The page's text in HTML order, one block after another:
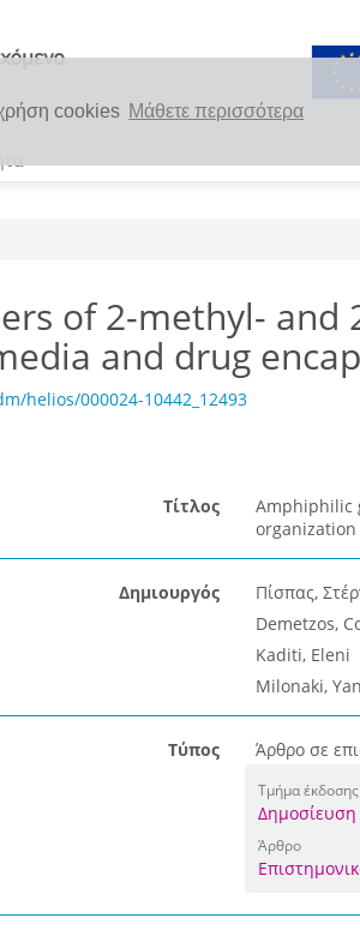
cookies Μάθετε περισσότερα
of 2-methyl- and
and drug
helios/000024-10442_12493
Τίτλος
Amphiphilic
Δημιουργός
Πίσπας,
Demetzos,
Kaditi, Eleni
Milonaki,
Τύπος Άρθρο σε
Τμήμα έκδοσης
Δημοσίευση
Άρθρο